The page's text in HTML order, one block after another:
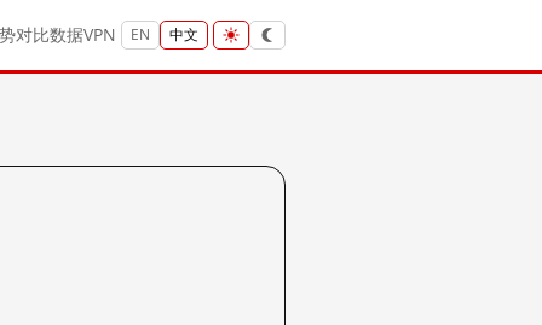
对比数据VPN EN 中文